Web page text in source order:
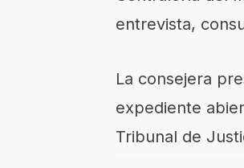
entrevista,
La consejera
expediente
Tribunal de